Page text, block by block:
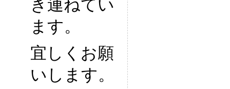
き連ねてい
ます。
宜しくお願
いします。